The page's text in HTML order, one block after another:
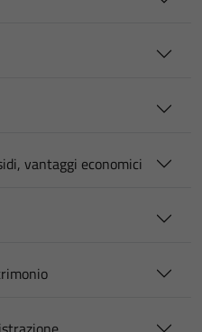
vantaggi economici